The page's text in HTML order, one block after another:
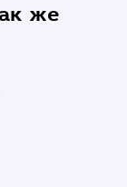
же